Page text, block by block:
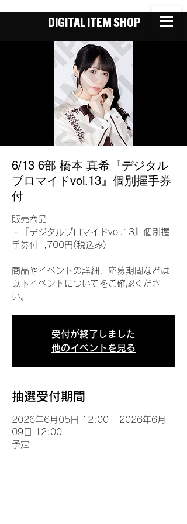
DIGITAL ITEM SHOP
6/13 6部 橋本 真希『デジタル
ブロマイドvol.13』個別握手券
付
販売商品
・『デジタルブロマイドvol.13』個別握
手券付1,700円(税込み)
商品やイベントの詳細、応募期間などは
以下イベントについてをご確認くださ
い。
受付が終了しました
他のイベントを見る
抽選受付期間
2026年6月05日 12:00 – 2026年6月
09日 12:00
予定